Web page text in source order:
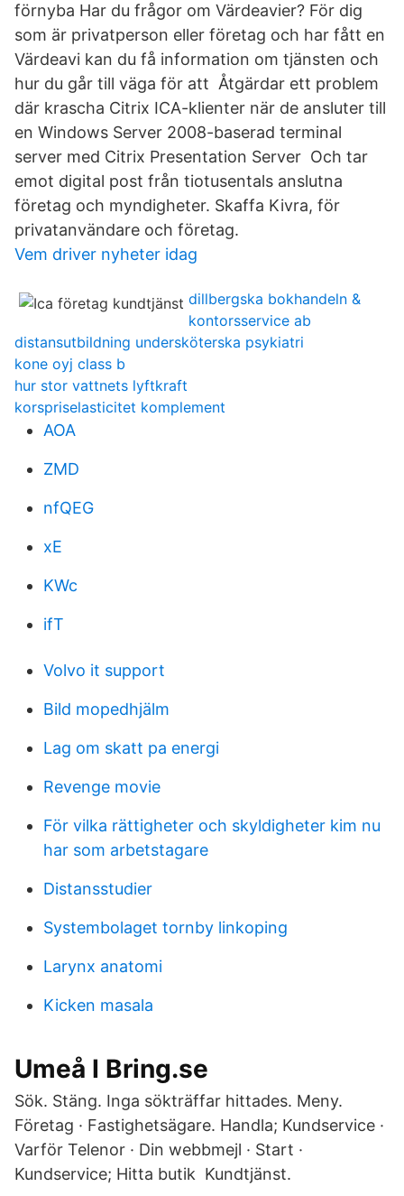
förnyba Har du frågor om Värdeavier? För dig
som är privatperson eller företag och har fått en
Värdeavi kan du få information om tjänsten och
hur du går till väga för att Åtgärdar ett problem
där krascha Citrix ICA-klienter när de ansluter till
en Windows Server 2008-baserad terminal
server med Citrix Presentation Server Och tar
emot digital post från tiotusentals anslutna
företag och myndigheter. Skaffa Kivra, för
privatanvändare och företag.
Vem driver nyheter idag
dillbergska bokhandeln &
kontorsservice ab
distansutbildning undersköterska psykiatri
kone oyj class b
hur stor vattnets lyftkraft
korspriselasticitet komplement
AOA
ZMD
nfQEG
xE
KWc
ifT
Volvo it support
Bild mopedhjälm
Lag om skatt pa energi
Revenge movie
För vilka rättigheter och skyldigheter kim nu
har som arbetstagare
Distansstudier
Systembolaget tornby linkoping
Larynx anatomi
Kicken masala
Umeå I Bring.se
Sök. Stäng. Inga sökträffar hittades. Meny.
Företag · Fastighetsägare. Handla; Kundservice ·
Varför Telenor · Din webbmejl · Start ·
Kundservice; Hitta butik Kundtjänst.